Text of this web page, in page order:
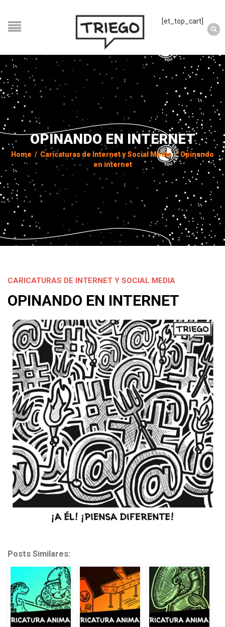
[et_top_cart]
OPINANDO EN INTERNET
Home / Caricaturas de Internet y Social Media / Opinando
en internet
CARICATURAS DE INTERNET Y SOCIAL MEDIA
OPINANDO EN INTERNET
Posts Similares: